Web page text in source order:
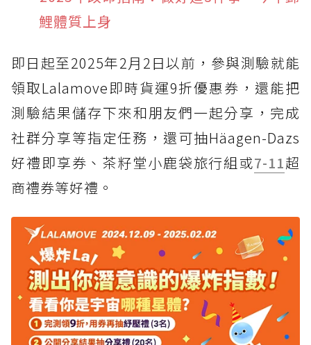
鯉體質上身
即日起至2025年2月2日以前，參與測驗就能
領取Lalamove即時貨運9折優惠券，還能把
測驗結果儲存下來和朋友們一起分享，完成
社群分享等指定任務，還可抽Häagen-Dazs
好禮即享券、茶籽堂小鹿袋旅行組或7-11超
商禮券等好禮。